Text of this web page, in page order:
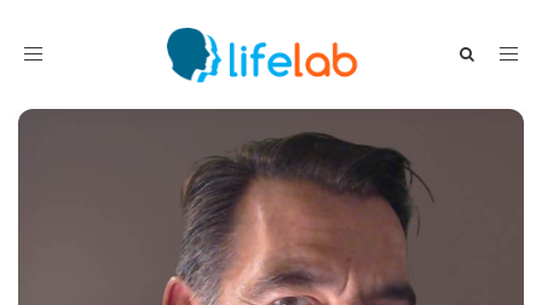
Toggle navigation